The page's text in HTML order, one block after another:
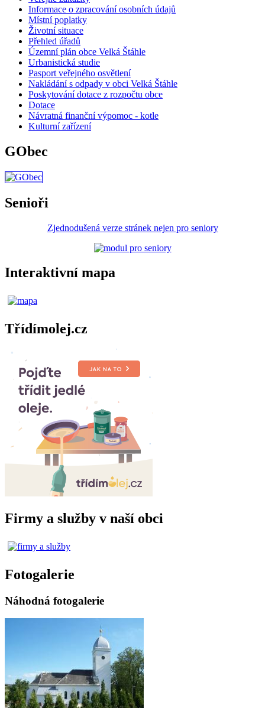
Informace o zpracování osobních údajů
Místní poplatky
Životní situace
Přehled úřadů
Územní plán obce Velká Štáhle
Urbanistická studie
Pasport veřejného osvětlení
Nakládání s odpady v obci Velká Štáhle
Poskytování dotace z rozpočtu obce
Dotace
Návratná finanční výpomoc - kotle
Kulturní zařízení
GObec
Senioři
Zjednodušená verze stránek nejen pro seniory
Interaktivní mapa
Třídímolej.cz
Firmy a služby v naší obci
Fotogalerie
Náhodná fotogalerie